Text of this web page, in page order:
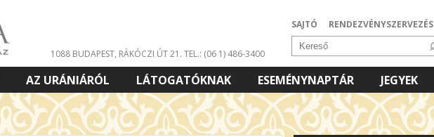
SAJTÓ RENDEZVÉNYSZERVEZÉS
1088 BUDAPEST, RÁKÓCZI ÚT 21. TEL.: (06 1) 486-3400
AZ URÁNIÁRÓL LÁTOGATÓKNAK ESEMÉNYNAPTÁR
JEGYEK